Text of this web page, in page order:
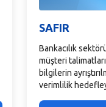
SAFIR
Bankacılık
müşteri
bilgilerin
verimlilik